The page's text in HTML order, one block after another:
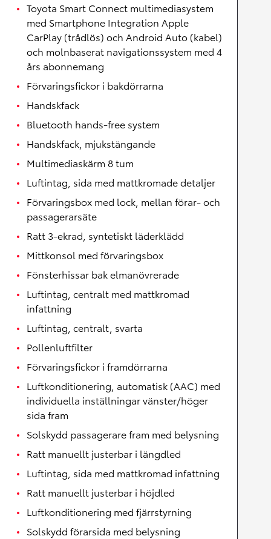
Toyota Smart Connect multimediasystem
med Smartphone Integration Apple
CarPlay (trådlös) och Android Auto (kabel)
och molnbaserat navigationssystem med 4
års abonnemang
Förvaringsfickor i bakdörrarna
Handskfack
Bluetooth hands-free system
Handskfack, mjukstängande
Multimediaskärm 8 tum
Luftintag, sida med mattkromade detaljer
Förvaringsbox med lock, mellan förar- och
passagerarsäte
Ratt 3-ekrad, syntetiskt läderklädd
Mittkonsol med förvaringsbox
Fönsterhissar bak elmanövrerade
Luftintag, centralt med mattkromad
infattning
Luftintag, centralt, svarta
Pollenluftfilter
Förvaringsfickor i framdörrarna
Luftkonditionering, automatisk (AAC) med
individuella inställningar vänster/höger
sida fram
Solskydd passagerare fram med belysning
Ratt manuellt justerbar i längdled
Luftintag, sida med mattkromad infattning
Ratt manuellt justerbar i höjdled
Luftkonditionering med fjärrstyrning
Solskydd förarsida med belysning